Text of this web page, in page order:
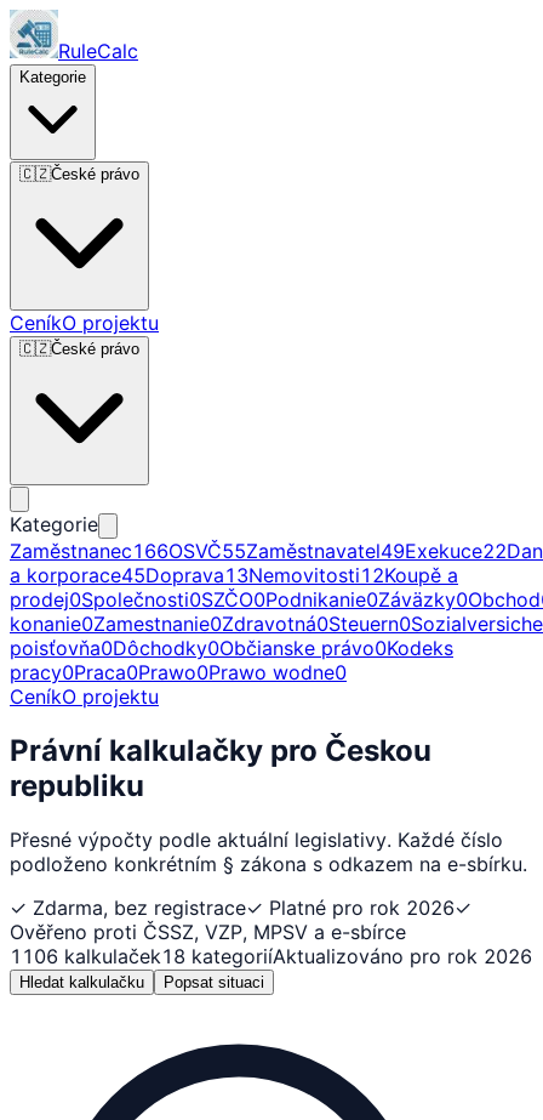
RuleCalc
Kategorie
🇨🇿České právo
CeníkO projektu
🇨🇿České právo
Kategorie
Zaměstnanec166OSVČ55Zaměstnavatel49Exekuce22
a korporace45Doprava13Nemovitosti12Koupě a
prodej0Společnosti0SZČO0Podnikanie0Záväzky0Obchod
konanie0Zamestnanie0Zdravotná0Steuern0
poisťovňa0Dôchodky0Občianske právo0Kodeks
pracy0Praca0Prawo0Prawo wodne0
CeníkO projektu
Právní kalkulačky pro Českou
republiku
Přesné výpočty podle aktuální legislativy. Každé číslo
podloženo konkrétním § zákona s odkazem na e-sbírku.
✓ Zdarma, bez registrace✓ Platné pro rok 2026✓
Ověřeno proti ČSSZ, VZP, MPSV a e-sbírce
1106 kalkulaček18 kategoriíAktualizováno pro rok 2026
Hledat kalkulačku Popsat situaci